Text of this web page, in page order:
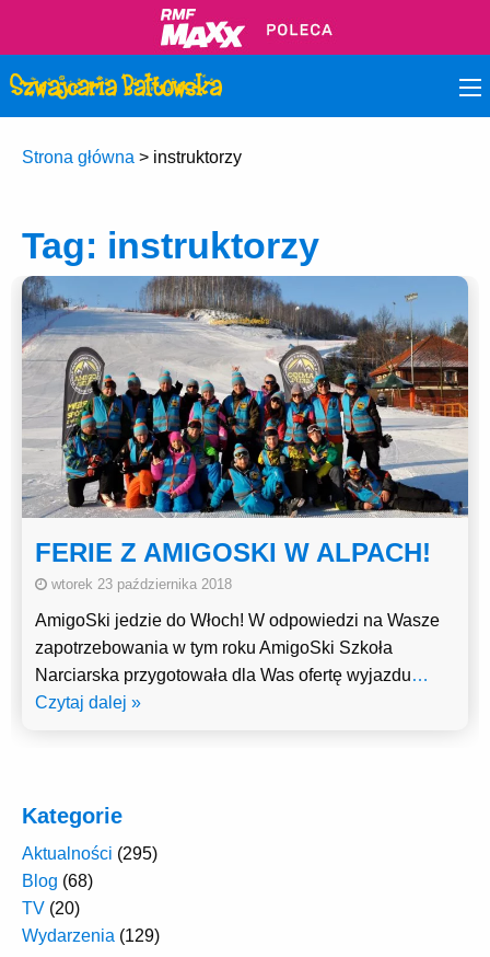
Strona główna > instruktorzy
Tag: instruktorzy
FERIE Z AMIGOSKI W ALPACH!
wtorek 23 października 2018
AmigoSki jedzie do Włoch! W odpowiedzi na Wasze
zapotrzebowania w tym roku AmigoSki Szkoła
Narciarska przygotowała dla Was ofertę wyjazdu…
Czytaj dalej »
Kategorie
Aktualności (295)
Blog (68)
TV (20)
Wydarzenia (129)